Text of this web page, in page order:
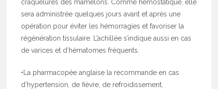
craquelures des mamelons. Comme hémostatique, elle
sera administrée quelques jours avant et après une
opération pour éviter les hémorragies et favoriser la
régénération tissulaire. L’achillée s’indique aussi en cas
de varices et d’hématomes fréquents.
•La pharmacopée anglaise la recommande en cas
d’hypertension, de fièvre, de refroidissement,